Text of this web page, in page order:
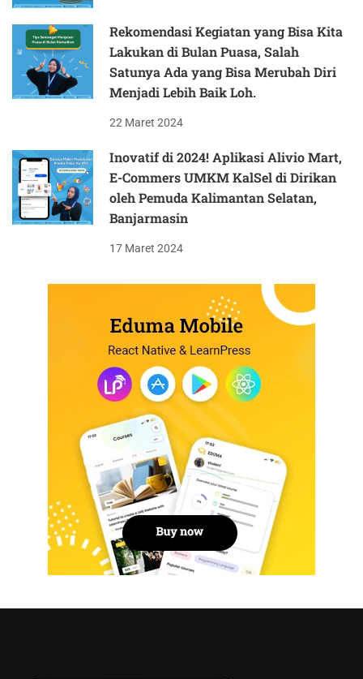
Rekomendasi Kegiatan yang Bisa Kita
Lakukan di Bulan Puasa, Salah
Satunya Ada yang Bisa Merubah Diri
Menjadi Lebih Baik Loh.
22 Maret 2024
Inovatif di 2024! Aplikasi Alivio Mart,
E-Commers UMKM KalSel di Dirikan
oleh Pemuda Kalimantan Selatan,
Banjarmasin
17 Maret 2024